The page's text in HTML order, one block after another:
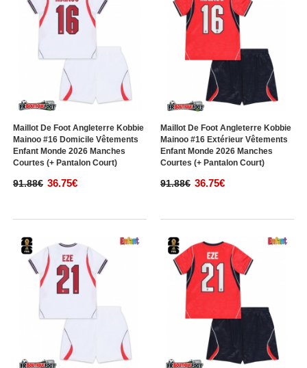
Maillot De Foot Angleterre Kobbie
Mainoo #16 Domicile Vêtements
Enfant Monde 2026 Manches
Courtes (+ Pantalon Court)
91.88€ 36.75€
Maillot De Foot Angleterre Kobbie
Mainoo #16 Extérieur Vêtements
Enfant Monde 2026 Manches
Courtes (+ Pantalon Court)
91.88€ 36.75€